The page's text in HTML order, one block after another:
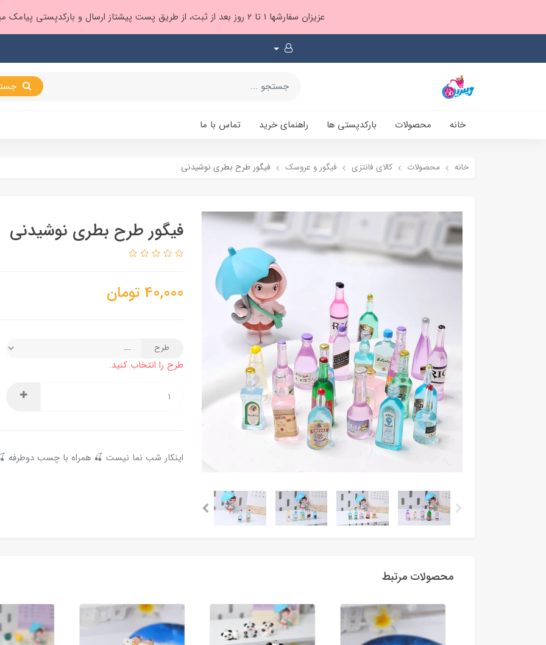
عزیزان سفارشها ۱ تا ۲ روز بعد از ثبت، از طریق پست پیشتاز ارسال و بارکدپستی پیامک میشه براتون ❤️
خانه محصولات بارکدپستی ها راهنمای خرید تماس با ما
خانه محصولات کالای فانتزی فیگور و عروسک فیگور طرح بطری نوشیدنی
فیگور طرح بطری نوشیدنی
40,000 تومان
طرح
طرح را انتخاب کنید.
اینکار شب نما نیست 🍒 همراه با چسب دوطرفه
محصولات مرتبط